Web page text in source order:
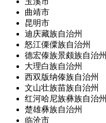
曲靖市
昆明市
迪庆藏族自治州
怒江傈僳族自治州
德宏傣族景颇族自治州
大理白族自治州
西双版纳傣族自治州
文山壮族苗族自治州
红河哈尼族彝族自治州
楚雄彝族自治州
临沧市